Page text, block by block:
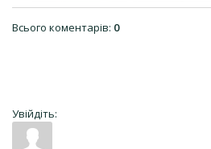
Всього коментарів: 0
Увійдіть: